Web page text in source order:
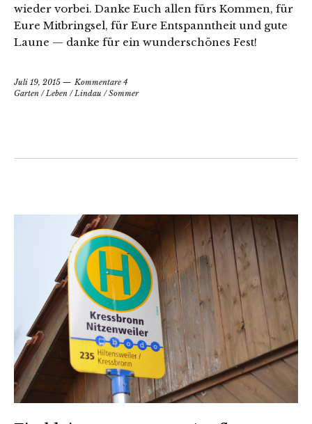
wieder vorbei. Danke Euch allen fürs Kommen, für
Eure Mitbringsel, für Eure Entspanntheit und gute
Laune — danke für ein wunderschönes Fest!
Juli 19, 2015
Kommentare 4
Garten /Leben /Lindau /Sommer